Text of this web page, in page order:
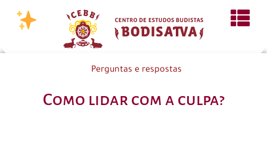
Perguntas e respostas
Como lidar com a culpa?